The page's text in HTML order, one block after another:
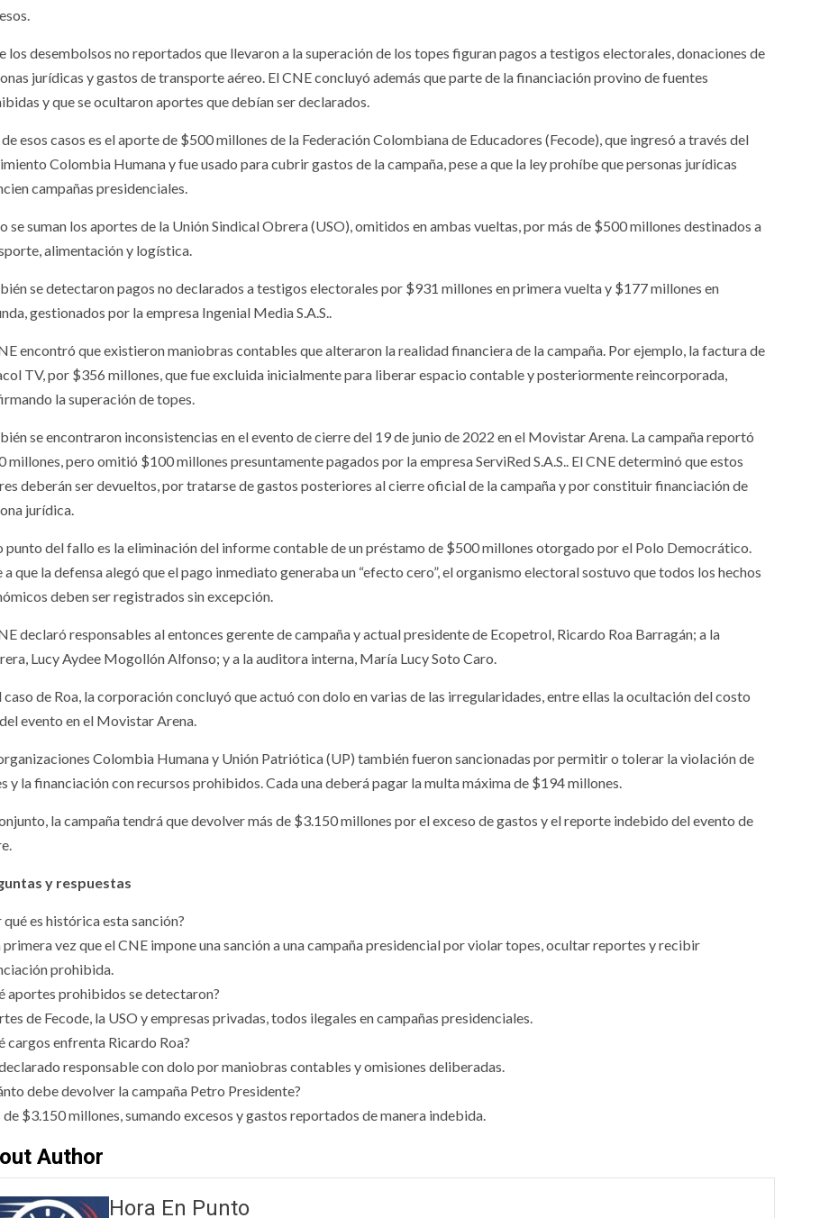
los desembolsos no reportados que llevaron a la superación de los topes figuran pagos a testigos electorales, donaciones de
jurídicas y gastos de transporte aéreo. El CNE concluyó además que parte de la financiación provino de fuentes
y que se ocultaron aportes que debían ser declarados.
esos casos es el aporte de $500 millones de la Federación Colombiana de Educadores (Fecode), que ingresó a través del
Colombia Humana y fue usado para cubrir gastos de la campaña, pese a que la ley prohíbe que personas jurídicas
campañas presidenciales.
se suman los aportes de la Unión Sindical Obrera (USO), omitidos en ambas vueltas, por más de $500 millones destinados a
alimentación y logística.
se detectaron pagos no declarados a testigos electorales por $931 millones en primera vuelta y $177 millones en
gestionados por la empresa Ingenial Media S.A.S..
encontró que existieron maniobras contables que alteraron la realidad financiera de la campaña. Por ejemplo, la factura de
TV, por $356 millones, que fue excluida inicialmente para liberar espacio contable y posteriormente reincorporada,
la superación de topes.
se encontraron inconsistencias en el evento de cierre del 19 de junio de 2022 en el Movistar Arena. La campaña reportó
millones, pero omitió $100 millones presuntamente pagados por la empresa ServiRed S.A.S.. El CNE determinó que estos
deberán ser devueltos, por tratarse de gastos posteriores al cierre oficial de la campaña y por constituir financiación de
jurídica.
punto del fallo es la eliminación del informe contable de un préstamo de $500 millones otorgado por el Polo Democrático.
a que la defensa alegó que el pago inmediato generaba un “efecto cero”, el organismo electoral sostuvo que todos los hechos
deben ser registrados sin excepción.
declaró responsables al entonces gerente de campaña y actual presidente de Ecopetrol, Ricardo Roa Barragán; a la
Lucy Aydee Mogollón Alfonso; y a la auditora interna, María Lucy Soto Caro.
caso de Roa, la corporación concluyó que actuó con dolo en varias de las irregularidades, entre ellas la ocultación del costo
evento en el Movistar Arena.
Colombia Humana y Unión Patriótica (UP) también fueron sancionadas por permitir o tolerar la violación de
y la financiación con recursos prohibidos. Cada una deberá pagar la multa máxima de $194 millones.
la campaña tendrá que devolver más de $3.150 millones por el exceso de gastos y el reporte indebido del evento de
y respuestas
qué es histórica esta sanción?
primera vez que el CNE impone una sanción a una campaña presidencial por violar topes, ocultar reportes y recibir
prohibida.
aportes prohibidos se detectaron?
de Fecode, la USO y empresas privadas, todos ilegales en campañas presidenciales.
cargos enfrenta Ricardo Roa?
responsable con dolo por maniobras contables y omisiones deliberadas.
debe devolver la campaña Petro Presidente?
$3.150 millones, sumando excesos y gastos reportados de manera indebida.
Author
Hora En Punto